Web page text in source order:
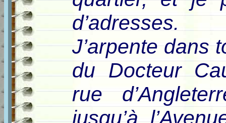
d’adresses.
J’arpente dans
du Docteur
rue
jusqu’à